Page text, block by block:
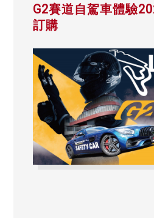
G2賽道自駕車體驗
訂購